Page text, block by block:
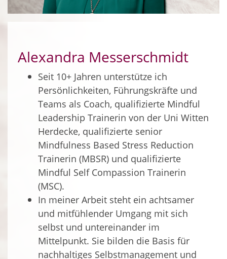
Alexandra Messerschmidt
Seit 10+ Jahren unterstütze ich
Persönlichkeiten, Führungskräfte und
Teams als Coach, qualifizierte Mindful
Leadership Trainerin von der Uni Witten
Herdecke, qualifizierte senior
Mindfulness Based Stress Reduction
Trainerin (MBSR) und qualifizierte
Mindful Self Compassion Trainerin
(MSC).
In meiner Arbeit steht ein achtsamer
und mitfühlender Umgang mit sich
selbst und untereinander im
Mittelpunkt. Sie bilden die Basis für
nachhaltiges Selbstmanagement und